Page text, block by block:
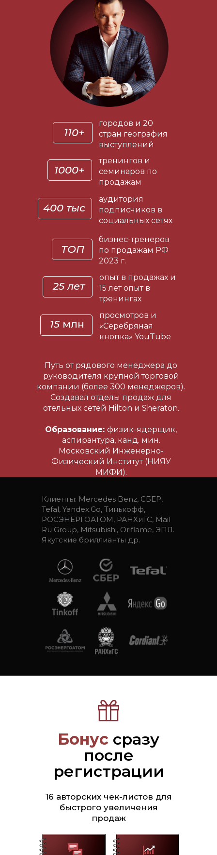
Путь от рядового менеджера до
руководителя крупной торговой
компании (более 300 менеджеров).
Создавал отделы продаж для
отельных сетей Hilton и Sheraton.
Образование: физик-ядерщик,
аспирантура, канд. мин.
Московский Инженерно-
Физический Институт (НИЯУ
МИФИ).
Клиенты: Mercedes Benz, СБЕР,
Tefal, Yandex.Go, Тинькофф,
РОСЭНЕРГОАТОМ, РАНХиГС, Mail
Ru Group, Mitsubishi, Oriflame, ЭПЛ.
Якутские бриллианты др.
городов и 20
стран география
выступлений
110+
тренингов и
семинаров по
продажам
1000+
аудитория
подписчиков в
социальных сетях
400 тыс
бизнес-тренеров
по продажам РФ
2023 г.
ТОП
опыт в продажах и
15 лет опыт в
тренингах
25 лет
просмотров и
«Серебряная
кнопка» YouTube
15млн
Бонус сразу
после
регистрации
16 авторских чек-листов для
быстрого увеличения
продаж